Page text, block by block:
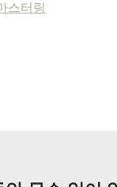
스터링